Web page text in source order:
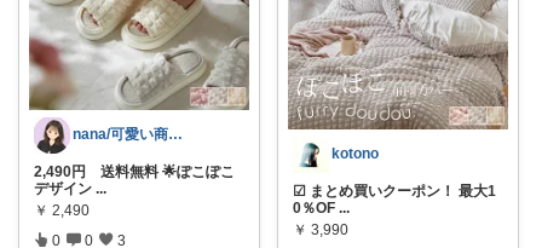
nana/可愛い商品を共有
2,490円 送料無料 🌟ぽこぽこ
デザイン ...
￥ 2,490
0 0 3
kotono
☑︎ まとめ買いクーポン！ 最大1
0％OF ...
￥ 3,990